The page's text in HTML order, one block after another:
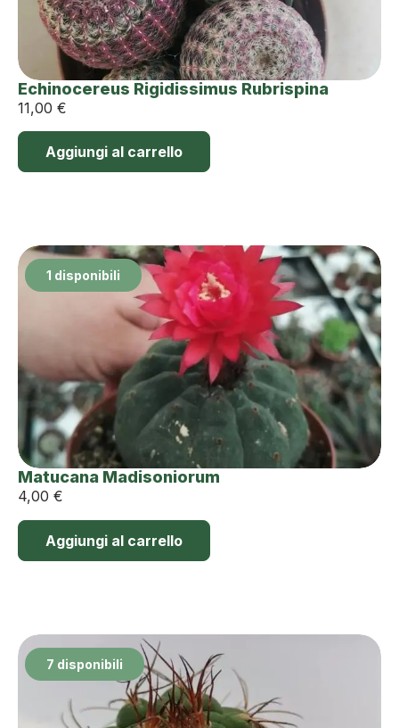
Echinocereus Rigidissimus Rubrispina
11,00 €
Aggiungi al carrello
1 disponibili
Matucana Madisoniorum
4,00 €
Aggiungi al carrello
7 disponibili